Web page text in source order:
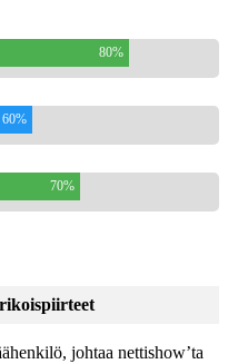
80%
60%
70%
johtaa nettishow’ta